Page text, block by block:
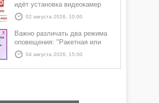
идёт установка видеокамер
02 августа 2026, 10:00
Важно различать два режима
оповещения: "Ракетная или
БПЛА опасность" и "Угроза
атаки ракеты или БПЛА"
04 августа 2026, 15:00